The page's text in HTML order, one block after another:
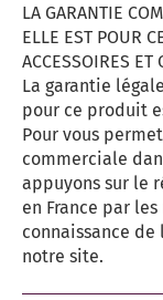
LA GARANTIE
ELLE EST POUR
ACCESSOIRES ET
La garantie
pour ce produit
Pour vous
commerciale
appuyons sur le
en France par
connaissance de
notre site.